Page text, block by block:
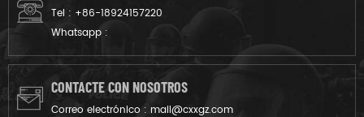
Tel : +86-18924157220
Whatsapp :
CONTACTE CON NOSOTROS
Correo electrónico : mail@cxxgz.com